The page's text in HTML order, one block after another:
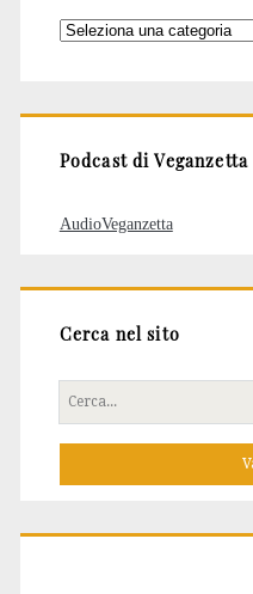
Categorie
Podcast di Veganzetta
AudioVeganzetta
Cerca nel sito
Cerca
per: